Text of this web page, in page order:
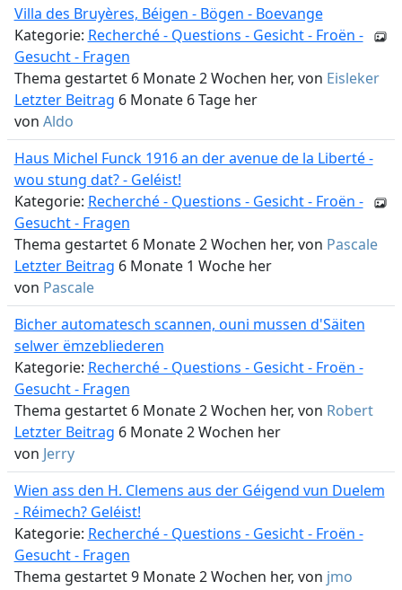
Villa des Bruyères, Béigen - Bögen - Boevange
Kategorie: Recherché - Questions - Gesicht - Froën -
Gesucht - Fragen
Thema gestartet 6 Monate 2 Wochen her, von Eisleker
Letzter Beitrag 6 Monate 6 Tage her
von Aldo
Haus Michel Funck 1916 an der avenue de la Liberté -
wou stung dat? - Geléist!
Kategorie: Recherché - Questions - Gesicht - Froën -
Gesucht - Fragen
Thema gestartet 6 Monate 2 Wochen her, von Pascale
Letzter Beitrag 6 Monate 1 Woche her
von Pascale
Bicher automatesch scannen, ouni mussen d'Säiten
selwer ëmzebliederen
Kategorie: Recherché - Questions - Gesicht - Froën -
Gesucht - Fragen
Thema gestartet 6 Monate 2 Wochen her, von Robert
Letzter Beitrag 6 Monate 2 Wochen her
von Jerry
Wien ass den H. Clemens aus der Géigend vun Duelem
- Réimech? Geléist!
Kategorie: Recherché - Questions - Gesicht - Froën -
Gesucht - Fragen
Thema gestartet 9 Monate 2 Wochen her, von jmo